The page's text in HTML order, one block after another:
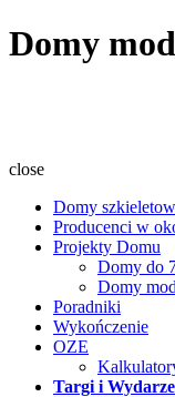
Domy
close
Domy
Producenci w
Projekty Domu
Domy do
Domy
Poradniki
Wykończenie
OZE
Targi i